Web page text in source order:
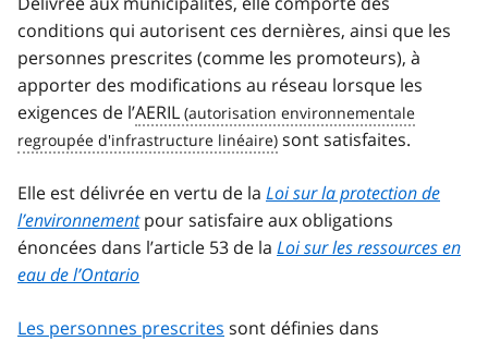
conditions qui autorisent ces dernières, ainsi que les
personnes prescrites (comme les promoteurs), à
apporter des modifications au réseau lorsque les
exigences de l’AERIL
sont satisfaites.
Elle est délivrée en vertu de la Loi sur la protection de
l’environnementpour satisfaire aux obligations
énoncées dans l’article 53 de la Loi sur les ressources en
eau de l’Ontario
Les personnes prescrites sont définies dans